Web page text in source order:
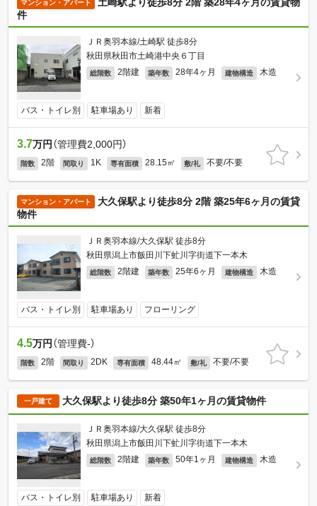
マンション・アパート
件
ＪＲ奥羽本線/土崎駅 徒歩8分
秋田県秋田市土崎港中央６丁目
総階数 2階建 築年数 28年4ヶ月 建物構造 木造
バス・トイレ別 駐車場あり 新着
3.7万円 （管理費2,000円）
階数 2階 間取り 1K 専有面積 28.15㎡ 敷/礼 不要/不要
マンション・アパート
大久保駅より徒歩8分 2階 築25年6ヶ月の賃貸
物件
ＪＲ奥羽本線/大久保駅 徒歩8分
秋田県潟上市飯田川下虻川字街道下一本木
総階数 2階建 築年数 25年6ヶ月 建物構造 木造
バス・トイレ別 駐車場あり フローリング
4.5万円 （管理費-）
階数 2階 間取り 2DK 専有面積 48.44㎡ 敷/礼 不要/不要
一戸建て 大久保駅より徒歩8分 築50年1ヶ月の賃貸物件
ＪＲ奥羽本線/大久保駅 徒歩8分
秋田県潟上市飯田川下虻川字街道下一本木
総階数 2階建 築年数 50年1ヶ月 建物構造 木造
バス・トイレ別 駐車場あり 新着